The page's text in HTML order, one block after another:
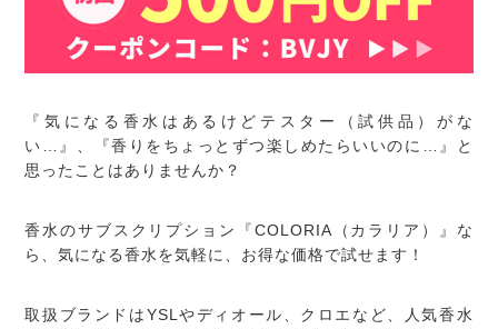
『気になる香水はあるけどテスター（試供品）がな
い…』、『香りをちょっとずつ楽しめたらいいのに…』と
思ったことはありませんか？
香水のサブスクリプション『COLORIA（カラリア）』な
ら、気になる香水を気軽に、お得な価格で試せます！
取扱ブランドはYSLやディオール、クロエなど、人気香水